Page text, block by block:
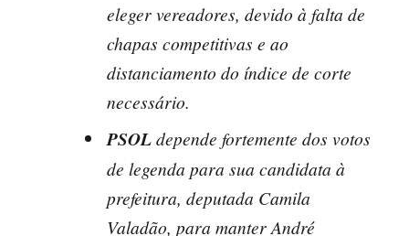
eleger vereadores, devido à falta de
chapas competitivas e ao
distanciamento do índice de corte
necessário.
PSOLdepende fortemente dos votos
de legenda para sua candidata à
prefeitura, deputada Camila
Valadão, para manter André